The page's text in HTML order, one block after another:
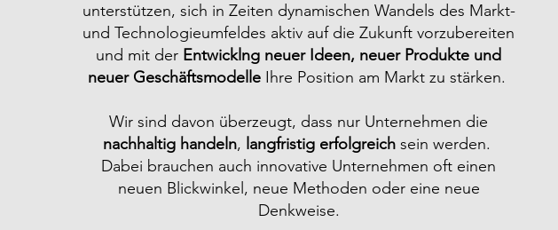
unterstützen, sich in Zeiten dynamischen Wandels des Markt-
und Technologieumfeldes aktiv auf die Zukunft vorzubereiten
und mit der Entwicklng neuer Ideen, neuer Produkte und
neuer GeschäftsmodelleIhre Position am Markt zu stärken.
Wir sind davon überzeugt, dass nur Unternehmen die
nachhaltig handeln, langfristig erfolgreichsein werden.
​Dabei brauchen auch innovative Unternehmen oft einen
neuen Blickwinkel, neue Methoden oder eine neue
Denkweise.